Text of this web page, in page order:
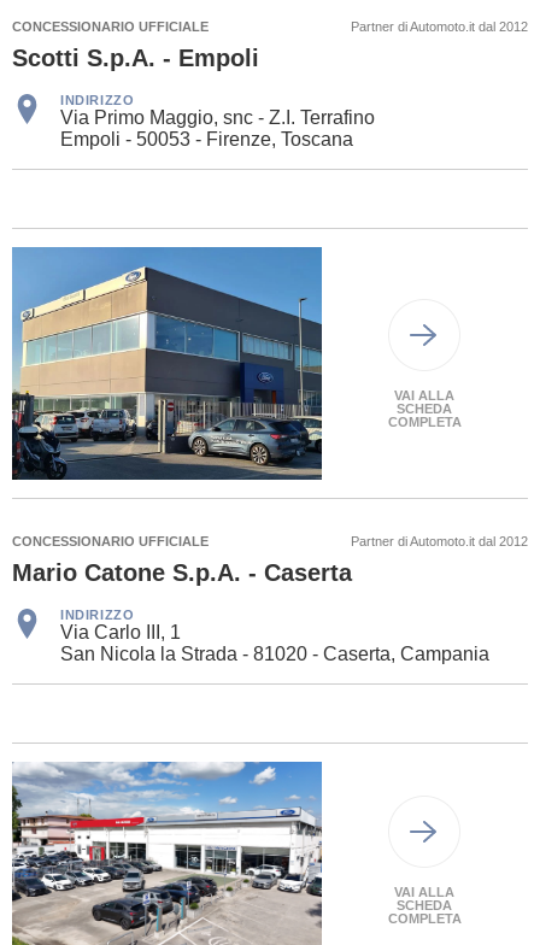
CONCESSIONARIO UFFICIALE Partner di Automoto.it dal 2012
Scotti S.p.A. - Empoli
INDIRIZZO
Via Primo Maggio, snc - Z.I. Terrafino
Empoli - 50053 - Firenze, Toscana
VAI ALLA
SCHEDA
COMPLETA
CONCESSIONARIO UFFICIALE Partner di Automoto.it dal 2012
Mario Catone S.p.A. - Caserta
INDIRIZZO
Via Carlo III, 1
San Nicola la Strada - 81020 - Caserta, Campania
VAI ALLA
SCHEDA
COMPLETA